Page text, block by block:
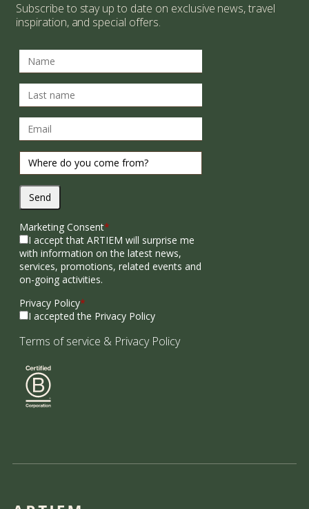
Subscribe to stay up to date on exclusive news, travel
inspiration, and special offers.
Send
Marketing Consent*
I accept that ARTIEM will surprise me
with information on the latest news,
services, promotions, related events and
on-going activities.
Privacy Policy*
I accepted the Privacy Policy
Terms of service & Privacy Policy